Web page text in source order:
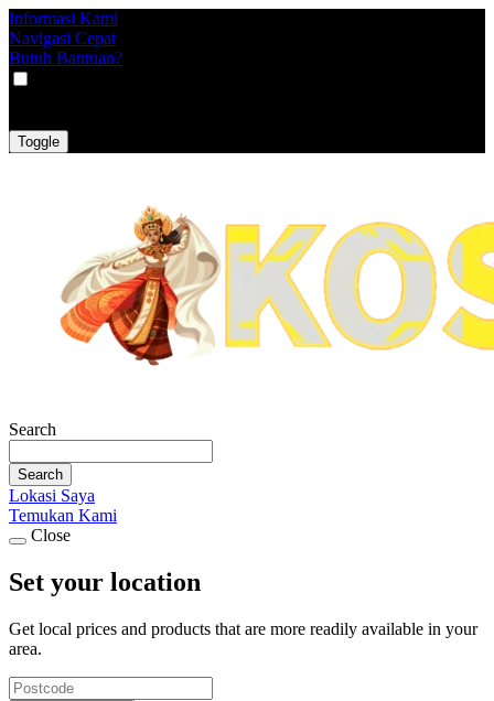
Informasi Kami
Navigasi Cepat
Butuh Bantuan?
Toggle
Search
Search
Lokasi Saya
Temukan Kami
Close
Set your location
Get local prices and products that are more readily available in your
area.